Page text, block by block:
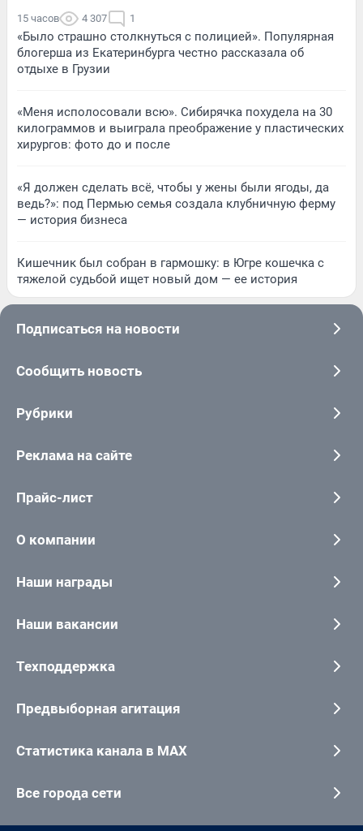
15 часов 4 307 1
«Было страшно столкнуться с полицией». Популярная
блогерша из Екатеринбурга честно рассказала об
отдыхе в Грузии
«Меня исполосовали всю». Сибирячка похудела на 30
килограммов и выиграла преображение у пластических
хирургов: фото до и после
«Я должен сделать всё, чтобы у жены были ягоды, да
ведь?»: под Пермью семья создала клубничную ферму
— история бизнеса
Кишечник был собран в гармошку: в Югре кошечка с
тяжелой судьбой ищет новый дом — ее история
Подписаться на новости
Сообщить новость
Рубрики
Реклама на сайте
Прайс-лист
О компании
Наши награды
Наши вакансии
Техподдержка
Предвыборная агитация
Статистика канала в MAX
Все города сети